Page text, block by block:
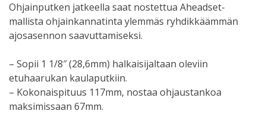
Ohjainputken jatkeella saat nostettua Aheadset-
mallista ohjainkannatinta ylemmäs ryhdikkäämmän
ajosasennon saavuttamiseksi.
– Sopii 1 1/8″ (28,6mm) halkaisijaltaan oleviin
etuhaarukan kaulaputkiin.
– Kokonaispituus 117mm, nostaa ohjaustankoa
maksimissaan 67mm.